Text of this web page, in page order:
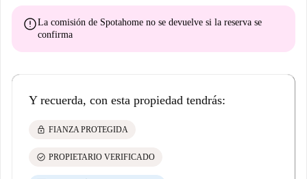
errorLa comisión de Spotahome no se devuelve si la reserva se
confirma
Y recuerda, con esta propiedad tendrás:
lock FIANZA PROTEGIDA
check_circle PROPIETARIO VERIFICADO